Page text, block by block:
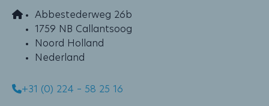
Abbestederweg 26b
1759 NB Callantsoog
Noord Holland
Nederland
+31 (0) 224 – 58 25 16